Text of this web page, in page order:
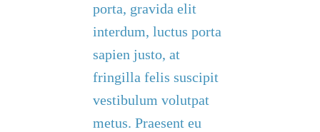
porta, gravida elit
interdum, luctus porta
sapien justo, at
fringilla felis suscipit
vestibulum volutpat
metus. Praesent eu